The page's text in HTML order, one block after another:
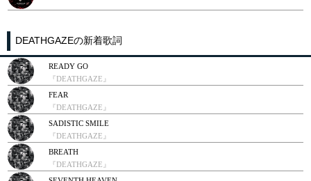
DEATHGAZEの新着歌詞
READY GO
『DEATHGAZE』
FEAR
『DEATHGAZE』
SADISTIC SMILE
『DEATHGAZE』
BREATH
『DEATHGAZE』